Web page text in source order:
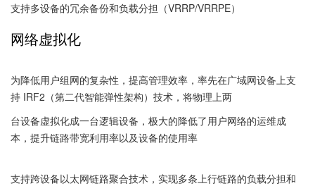
支持多设备的冗余备份和负载分担（VRRP/VRRPE）
网络虚拟化
为降低用户组网的复杂性，提高管理效率，率先在广域网设备上支
持 IRF2（第二代智能弹性架构）技术，将物理上两
台设备虚拟化成一台逻辑设备，极大的降低了用户网络的运维成
本，提升链路带宽利用率以及设备的使用率
支持跨设备以太网链路聚合技术，实现多条上行链路的负载分担和